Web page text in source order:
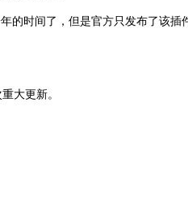
的时间了，但是官方只发布了该插
大更新。